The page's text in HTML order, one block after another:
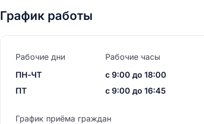
График работы
Рабочие дни
ПН-ЧТ
ПТ
Рабочие часы
с 9:00 до 18:00
с 9:00 до 16:45
График приёма граждан